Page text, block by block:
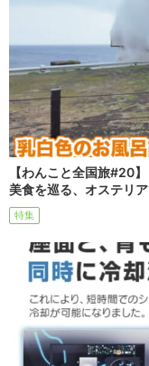
【わんこと全国旅#20
美食を巡る、オステリ
特集